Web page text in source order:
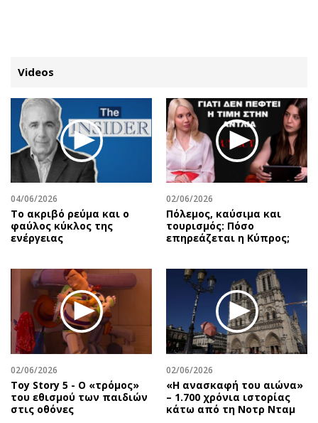
ΚΑΤΗΓΟΡΙΕΣ ΣΥΝΔΕΣΗ
Κύπρος
Παιδεία
Υγεία
Πολιτική
Βουλευτικές 2026
Προεδρικές 2023
Δημοσκοπήσεις
Διπλωματία
Αθλητισμός
Κύπρος
Ελλάδα
Διεθνή
Κληρώσεις Allwyn
Απόψεις
Αρθρογραφία
The Hill
Υγεία
Αγγελίες
Πωλούνται
Ζητούν εργασία
Θέσεις εργασίας
Geek
Νέα
Κινητά-tablets
Social
Αυτοκίνηση
Videos
04/06/2026
Το ακριβό ρεύμα και ο
φαύλος κύκλος της
ενέργειας
02/06/2026
Πόλεμος, καύσιμα και
τουρισμός: Πόσο
επηρεάζεται η Κύπρος;
02/06/2026
Toy Story 5 - O «τρόμος»
του εθισμού των παιδιών
στις οθόνες
02/06/2026
«Η ανασκαφή του αιώνα»
– 1.700 χρόνια ιστορίας
κάτω από τη Νοτρ Νταμ